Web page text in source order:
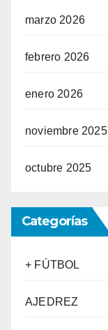
marzo 2026
febrero 2026
enero 2026
noviembre 2025
octubre 2025
Categorías
+ FÚTBOL
AJEDREZ